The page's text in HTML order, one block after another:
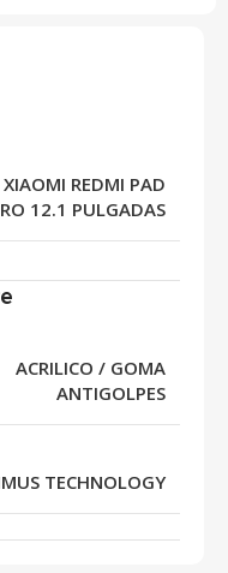
XIAOMI REDMI PAD
12.1 PULGADAS
ACRILICO / GOMA
ANTIGOLPES
TECHNOLOGY